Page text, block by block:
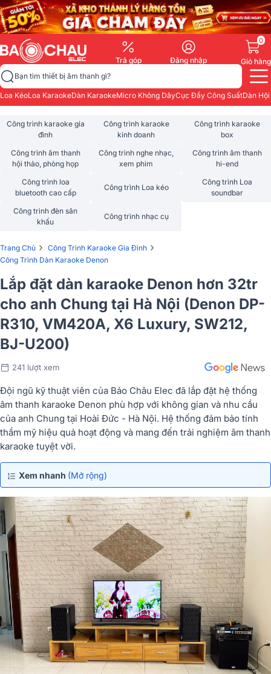
Trả góp Đăng nhập
0
Giỏ hàng
Bạn tìm thiết bị âm thanh gì?
Loa KéoLoa KaraokeDàn KaraokeMicro Không DâyCục Đẩy Công SuấtDàn
Công trình karaoke gia
đình
Công trình karaoke
kinh doanh
Công trình karaoke
box
Công trình âm thanh
hội thảo, phòng họp
Công trình nghe nhạc,
xem phim
Công trình âm thanh
hi-end
Công trình loa
bluetooth cao cấp
Công trình Loa kéo
Công trình Loa
soundbar
Công trình đèn sân
khấu
Công trình nhạc cụ
Trang Chủ › Công Trình Karaoke Gia Đình ›
Công Trình Dàn Karaoke Denon
Lắp đặt dàn karaoke Denon hơn 32tr
cho anh Chung tại Hà Nội (Denon DP-
R310, VM420A, X6 Luxury, SW212,
BJ-U200)
241 lượt xem
Đội ngũ kỹ thuật viên của Bảo Châu Elec đã lắp đặt hệ thống
âm thanh karaoke Denon phù hợp với không gian và nhu cầu
của anh Chung tại Hoài Đức - Hà Nội. Hệ thống đảm bảo tính
thẩm mỹ hiệu quả hoạt động và mang đến trải nghiệm âm thanh
karaoke tuyệt vời.
Xem nhanh (Mở rộng)